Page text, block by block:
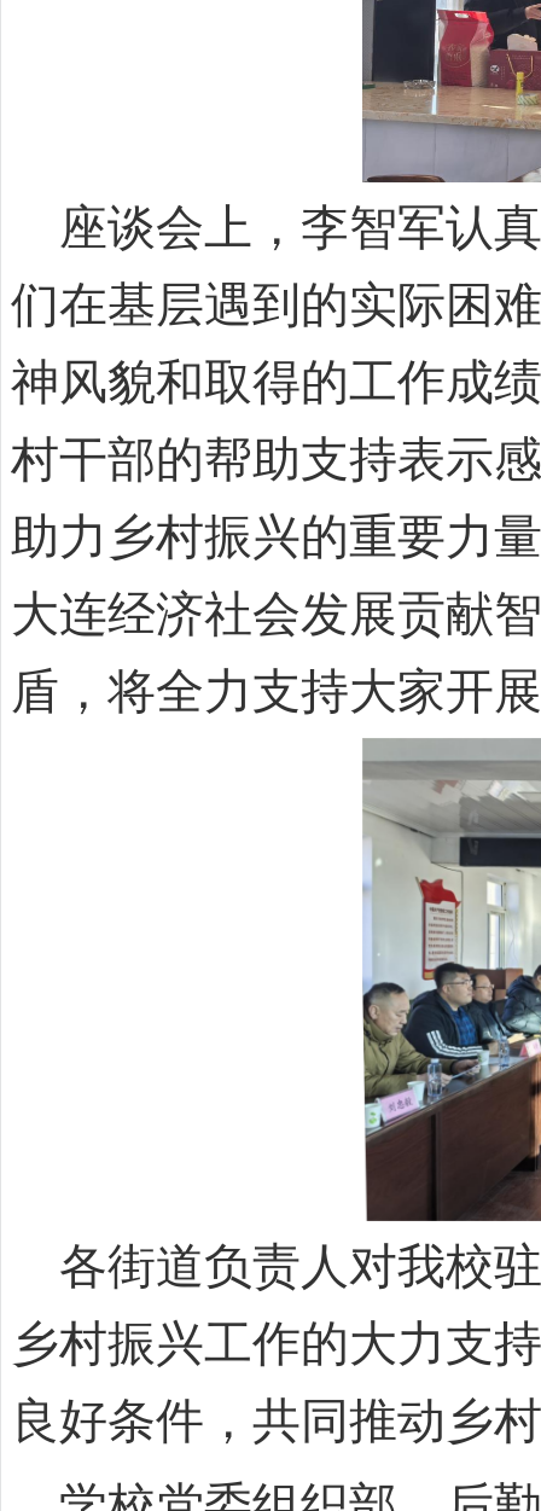
座谈会上，李智军认
们在基层遇到的实际困
神风貌和取得的工作成
村干部的帮助支持表示
助力乡村振兴的重要力
大连经济社会发展贡献
盾，将全力支持大家开
各街道负责人对我校
乡村振兴工作的大力支
良好条件，共同推动乡